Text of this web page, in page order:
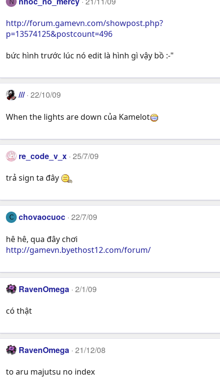
N
http://forum.gamevn.com/showpost.php?
p=13574125&postcount=496
bức hình trước lúc nó edit là hình gì vậy bồ :-"
/// 22/10/09
When the lights are down của Kamelot
re_code_v_x 25/7/09
trả sign ta đây
C chovaocuoc 22/7/09
hê hê, qua đây chơi
http://gamevn.byethost12.com/forum/
RavenOmega 2/1/09
có thật
RavenOmega 21/12/08
to aru majutsu no index